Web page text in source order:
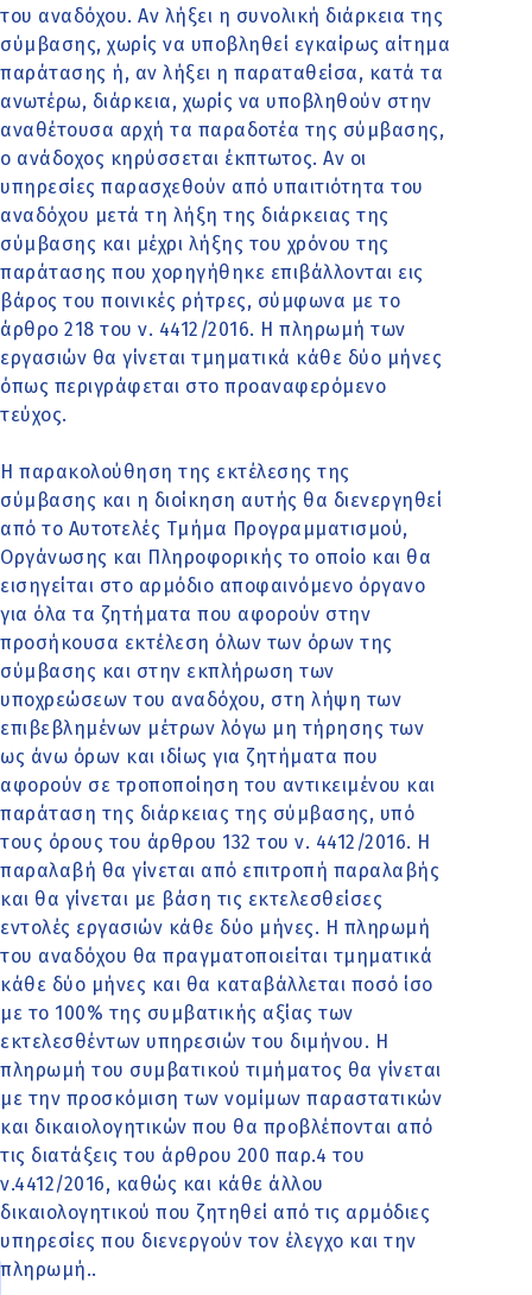
του αναδόχου. Αν λήξει η συνολική διάρκεια της
σύμβασης, χωρίς να υποβληθεί εγκαίρως αίτημα
παράτασης ή, αν λήξει η παραταθείσα, κατά τα
ανωτέρω, διάρκεια, χωρίς να υποβληθούν στην
αναθέτουσα αρχή τα παραδοτέα της σύμβασης,
ο ανάδοχος κηρύσσεται έκπτωτος. Αν οι
υπηρεσίες παρασχεθούν από υπαιτιότητα του
αναδόχου μετά τη λήξη της διάρκειας της
σύμβασης και μέχρι λήξης του χρόνου της
παράτασης που χορηγήθηκε επιβάλλονται εις
βάρος του ποινικές ρήτρες, σύμφωνα με το
άρθρο 218 του ν. 4412/2016. Η πληρωμή των
εργασιών θα γίνεται τμηματικά κάθε δύο μήνες
όπως περιγράφεται στο προαναφερόμενο
τεύχος.
Η παρακολούθηση της εκτέλεσης της
σύμβασης και η διοίκηση αυτής θα διενεργηθεί
από το Αυτοτελές Τμήμα Προγραμματισμού,
Οργάνωσης και Πληροφορικής το οποίο και θα
εισηγείται στο αρμόδιο αποφαινόμενο όργανο
για όλα τα ζητήματα που αφορούν στην
προσήκουσα εκτέλεση όλων των όρων της
σύμβασης και στην εκπλήρωση των
υποχρεώσεων του αναδόχου, στη λήψη των
επιβεβλημένων μέτρων λόγω μη τήρησης των
ως άνω όρων και ιδίως για ζητήματα που
αφορούν σε τροποποίηση του αντικειμένου και
παράταση της διάρκειας της σύμβασης, υπό
τους όρους του άρθρου 132 του ν. 4412/2016. Η
παραλαβή θα γίνεται από επιτροπή παραλαβής
και θα γίνεται με βάση τις εκτελεσθείσες
εντολές εργασιών κάθε δύο μήνες. Η πληρωμή
του αναδόχου θα πραγματοποιείται τμηματικά
κάθε δύο μήνες και θα καταβάλλεται ποσό ίσο
με το 100% της συμβατικής αξίας των
εκτελεσθέντων υπηρεσιών του διμήνου. Η
πληρωμή του συμβατικού τιμήματος θα γίνεται
με την προσκόμιση των νομίμων παραστατικών
και δικαιολογητικών που θα προβλέπονται από
τις διατάξεις του άρθρου 200 παρ.4 του
ν.4412/2016, καθώς και κάθε άλλου
δικαιολογητικού που ζητηθεί από τις αρμόδιες
υπηρεσίες που διενεργούν τον έλεγχο και την
πληρωμή..